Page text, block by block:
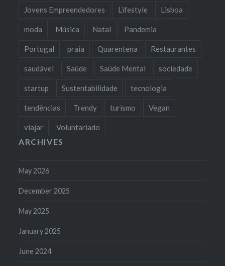
Jovens Empreendedores Lifestyle Lisboa
moda Música Natal Pandemia
Portugal praia Quarentena Restaurantes
saudável Saúde Saúde Mental sociedade
startup Sustentabilidade tecnologia
tendências Trendy turismo Vegan
viajar Voluntariado
ARCHIVES
May 2026
December 2025
May 2025
January 2025
June 2024